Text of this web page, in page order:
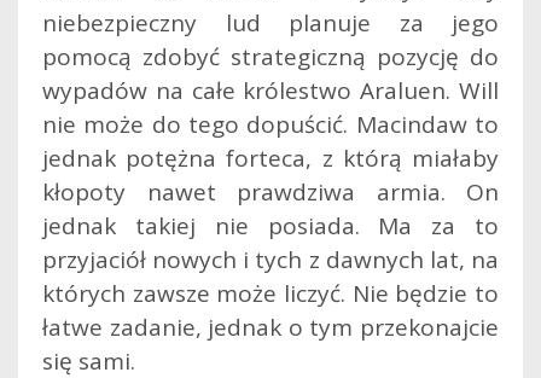
niebezpieczny lud planuje za jego
pomocą zdobyć strategiczną pozycję do
wypadów na całe królestwo Araluen. Will
nie może do tego dopuścić. Macindaw to
jednak potężna forteca, z którą miałaby
kłopoty nawet prawdziwa armia. On
jednak takiej nie posiada. Ma za to
przyjaciół nowych i tych z dawnych lat, na
których zawsze może liczyć. Nie będzie to
łatwe zadanie, jednak o tym przekonajcie
się sami.